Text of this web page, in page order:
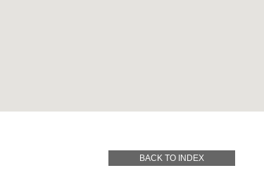
BACK TO INDEX